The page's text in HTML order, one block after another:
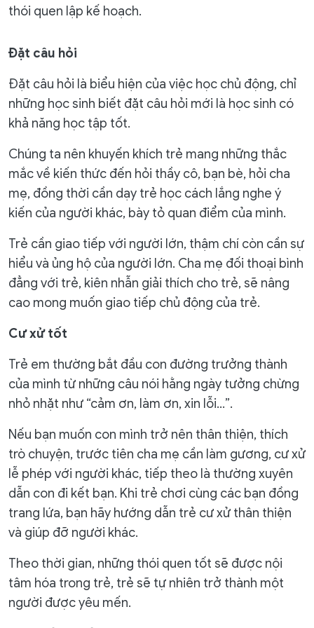
thói quen lập kế hoạch.
Đặt câu hỏi
Đặt câu hỏi là biểu hiện của việc học chủ động, chỉ
những học sinh biết đặt câu hỏi mới là học sinh có
khả năng học tập tốt.
Chúng ta nên khuyến khích trẻ mang những thắc
mắc về kiến thức đến hỏi thầy cô, bạn bè, hỏi cha
mẹ, đồng thời cần dạy trẻ học cách lắng nghe ý
kiến của người khác, bày tỏ quan điểm của mình.
Trẻ cần giao tiếp với người lớn, thậm chí còn cần sự
hiểu và ủng hộ của người lớn. Cha mẹ đối thoại bình
đẳng với trẻ, kiên nhẫn giải thích cho trẻ, sẽ nâng
cao mong muốn giao tiếp chủ động của trẻ.
Cư xử tốt
Trẻ em thường bắt đầu con đường trưởng thành
của mình từ những câu nói hằng ngày tưởng chừng
nhỏ nhặt như “cảm ơn, làm ơn, xin lỗi…”.
Nếu bạn muốn con mình trở nên thân thiện, thích
trò chuyện, trước tiên cha mẹ cần làm gương, cư xử
lễ phép với người khác, tiếp theo là thường xuyên
dẫn con đi kết bạn. Khi trẻ chơi cùng các bạn đồng
trang lứa, bạn hãy hướng dẫn trẻ cư xử thân thiện
và giúp đỡ người khác.
Theo thời gian, những thói quen tốt sẽ được nội
tâm hóa trong trẻ, trẻ sẽ tự nhiên trở thành một
người được yêu mến.